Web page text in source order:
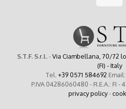
S.T.F. S.r.l.-Via Ciambellana, 70/72
(FI) - Italy
Tel. +39 0571 584692 Email:
P.IVA 04286060480 - R.E.A.: FI -
privacy policy-